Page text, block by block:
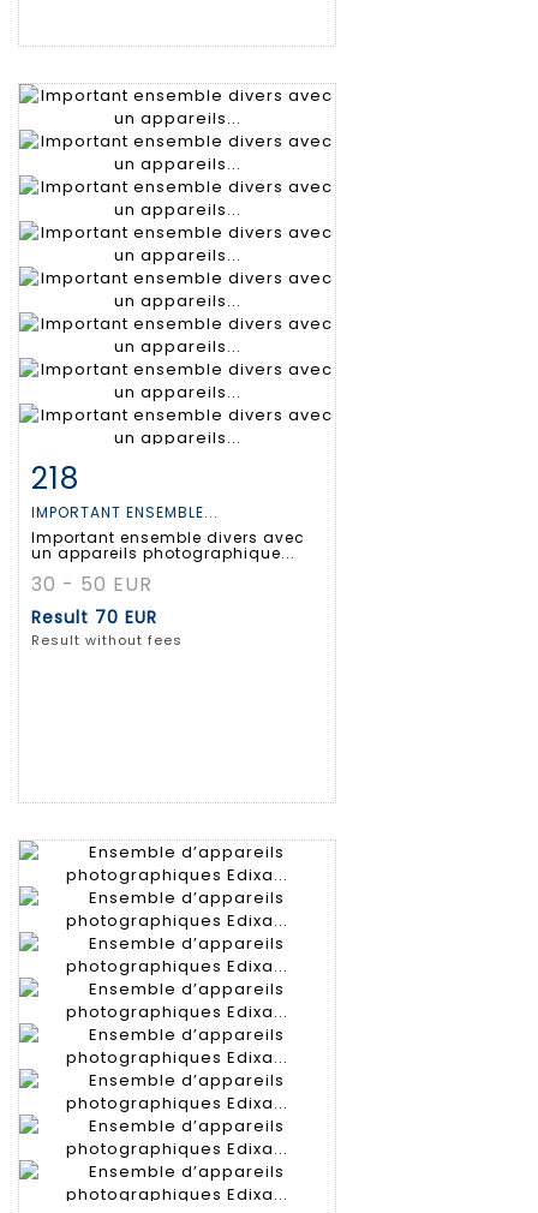
Item detail
218
IMPORTANT ENSEMBLE...
Important ensemble divers avec
un appareils photographique...
30 - 50 EUR
Result 70 EUR
Result without fees